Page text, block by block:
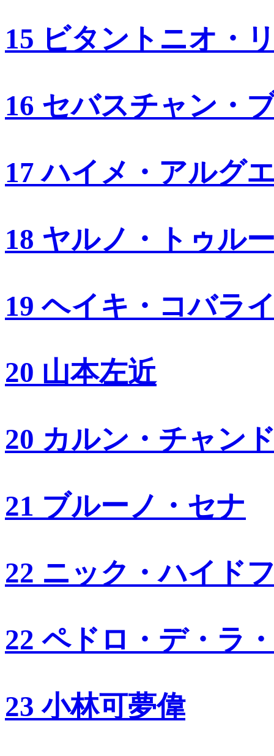
15 ビタントニオ・
16 セバスチャン・
17 ハイメ・アルグ
18 ヤルノ・トゥル
19 ヘイキ・コバラ
20 山本左近
20 カルン・チャン
21 ブルーノ・セナ
22 ニック・ハイド
22 ペドロ・デ・ラ
23 小林可夢偉